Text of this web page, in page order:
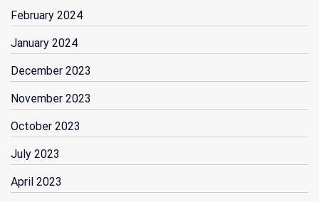
February 2024
January 2024
December 2023
November 2023
October 2023
July 2023
April 2023